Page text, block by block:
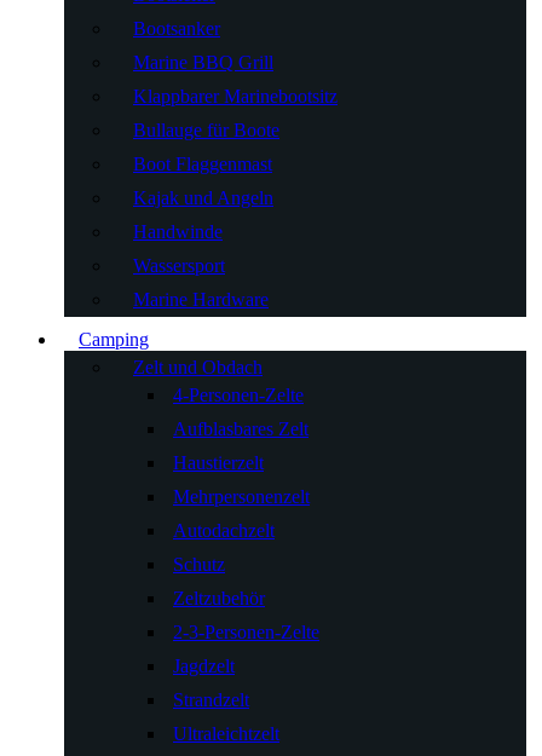
Bootsanker
Marine BBQ Grill
Klappbarer Marinebootsitz
Bullauge für Boote
Boot Flaggenmast
Kajak und Angeln
Handwinde
Wassersport
Marine Hardware
Camping
Zelt und Obdach
4-Personen-Zelte
Aufblasbares Zelt
Haustierzelt
Mehrpersonenzelt
Autodachzelt
Schutz
Zeltzubehör
2-3-Personen-Zelte
Jagdzelt
Strandzelt
Ultraleichtzelt